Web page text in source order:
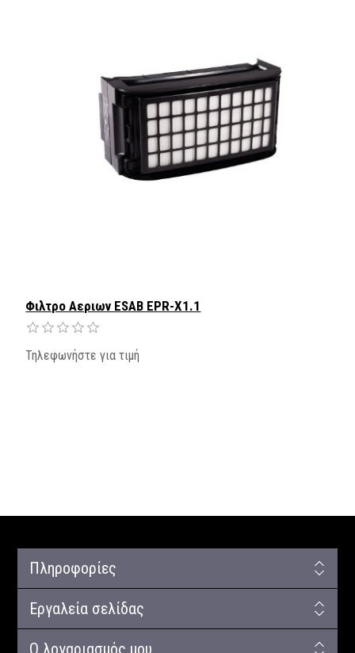
Φιλτρο Αεριων ESAB EPR-X1.1
Τηλεφωνήστε για τιμή
Πληροφορίες
Εργαλεία σελίδας